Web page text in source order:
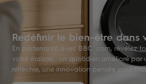
Redéfinir le bien-être dans
En partenariat avec BBC. com, révélez
votre maison : un quotidien amélioré par
réfléchie, une innovation pensée pour